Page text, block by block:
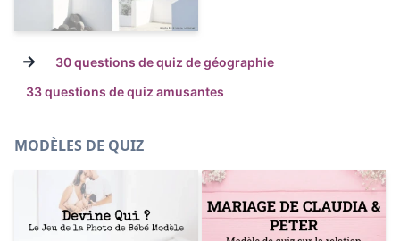
→
30 questions de quiz de géographie
33 questions de quiz amusantes
MODÈLES DE QUIZ